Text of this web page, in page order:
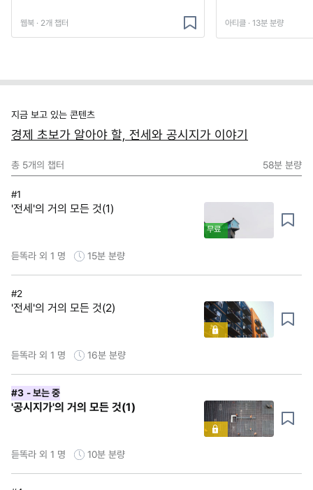
웹북 · 2개 챕터 아티클 · 13분 분량
지금 보고 있는 콘텐츠
경제 초보가 알아야 할, 전세와 공시지가 이야기
총 5개의 챕터 58분 분량
#1
'전세'의 거의 모든 것(1)
무료
듣똑라 외 1 명 15분 분량
#2
'전세'의 거의 모든 것(2)
듣똑라 외 1 명 16분 분량
#3 - 보는 중
'공시지가'의 거의 모든 것(1)
듣똑라 외 1 명 10분 분량